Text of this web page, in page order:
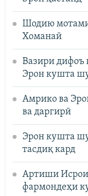
Шодию
Хоманаӣ
Вазири дифоъ
Эрон кушта
Амрико ва
ва даргирӣ
Эрон кушта
тасдиқ кард
Артиши
фармондеҳи